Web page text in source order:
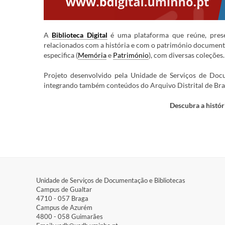
A Biblioteca Digital é uma plataforma que reúne,
relacionados com a história e com o património
especifica (Memóriae Património), com diversas
Projeto desenvolvido pela Unidade de Serviços de
integrando também conteúdos do Arquivo Distrital de
Descubra a
Unidade de Serviços de Documentação e Bibliotecas
Campus de Gualtar​
4710 - ​057 Braga
Campus de Azurém​
4800 - ​058 Guimarães